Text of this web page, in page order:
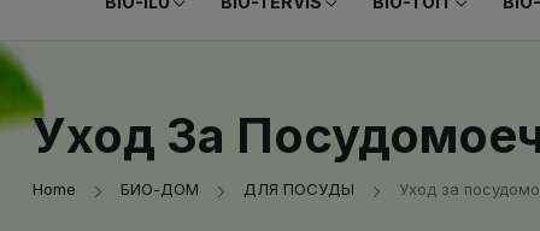
Уход За
Home БИО-ДОМ ДЛЯ ПОСУДЫ Уход за